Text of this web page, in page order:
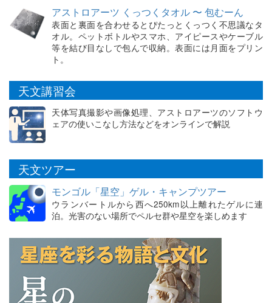
アストロアーツ くっつくタオル 〜 包むーん
表面と裏面を合わせるとぴたっとくっつく不思議なタ
オル。ペットボトルやスマホ、アイピースやケーブル
等を結び目なしで包んで収納。表面には月面をプリン
ト。
天文講習会
天体写真撮影や画像処理、アストロアーツのソフトウ
ェアの使いこなし方法などをオンラインで解説
天文ツアー
モンゴル「星空」ゲル・キャンプツアー
ウランバートルから西へ250km以上離れたゲルに連
泊。光害のない場所でペルセ群や星空を楽しめます